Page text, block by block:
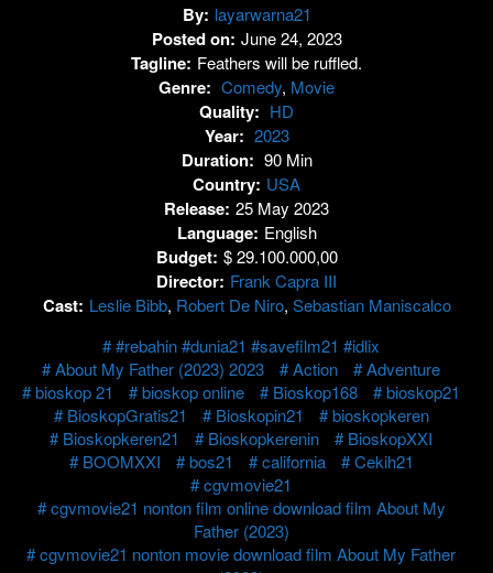
By: layarwarna21
Posted on: June 24, 2023
Tagline: Feathers will be ruffled.
Genre: Comedy, Movie
Quality: HD
Year: 2023
Duration: 90 Min
Country: USA
Release: 25 May 2023
Language: English
Budget: $ 29.100.000,00
Director: Frank Capra III
Cast: Leslie Bibb, Robert De Niro, Sebastian Maniscalco
#rebahin #dunia21 #savefilm21 #idlix
About My Father (2023) 2023
Action
Adventure
bioskop 21
bioskop online Bioskop168
bioskop21
BioskopGratis21
Bioskopin21
bioskopkeren
Bioskopkeren21
Bioskopkerenin
BioskopXXI
BOOMXXI
bos21 california
Cekih21
cgvmovie21
cgvmovie21 nonton film online download film About My
Father (2023)
cgvmovie21 nonton movie download film About My Father